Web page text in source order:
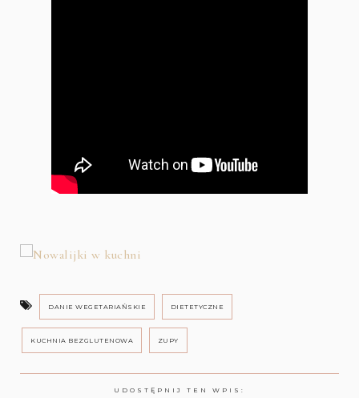
DANIE WEGETARIAŃSKIE DIETETYCZNE
KUCHNIA BEZGLUTENOWA ZUPY
UDOSTĘPNIJ TEN WPIS: